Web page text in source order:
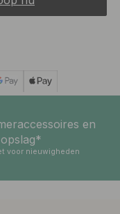
en
opslag*
voor nieuwigheden